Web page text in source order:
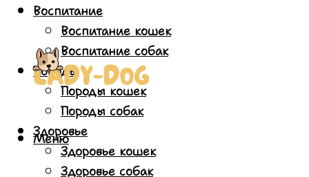
Воспитание
Воспитание кошек
Воспитание собак
Породы
Породы кошек
Породы собак
Здоровье
Здоровье кошек
Здоровье собак
Меню